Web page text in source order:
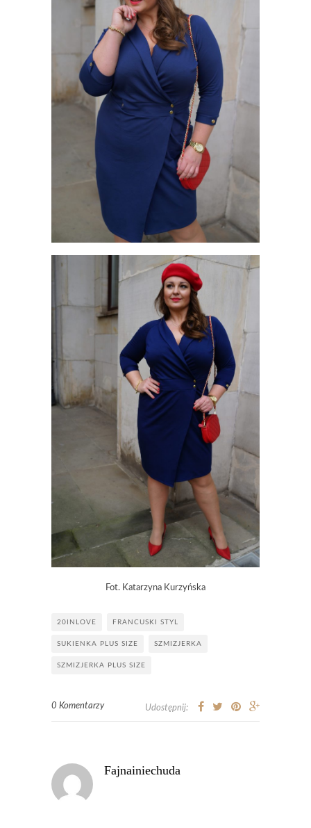
Fot. Katarzyna Kurzyńska
20INLOVE FRANCUSKI STYL
SUKIENKA PLUS SIZE SZMIZJERKA
SZMIZJERKA PLUS SIZE
0 Komentarzy Udostępnij:
Fajnainiechuda